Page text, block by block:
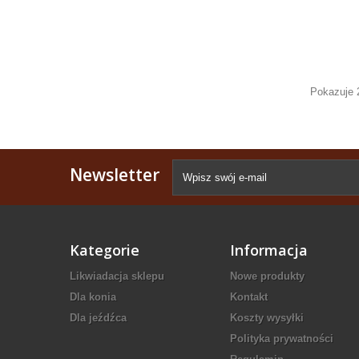
Pokazuje
Newsletter
Kategorie
Likwiadacja sklepu
Dla konia
Dla jeźdźca
Informacja
Nowe produkty
Kontakt
Koszty wysyłki
Polityka prywatności